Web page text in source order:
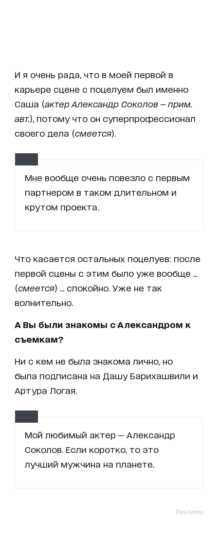
И я очень рада, что в моей первой в
карьере сцене с поцелуем был именно
Саша (актер Александр Соколов — прим.
авт.), потому что он суперпрофессионал
своего дела (смеется).
Мне вообще очень повезло с первым
партнером в таком длительном и
крутом проекта.
Что касается остальных поцелуев: после
первой сцены с этим было уже вообще ...
(смеется) ... спокойно. Уже не так
волнительно.
А Вы были знакомы с Александром к
съемкам?
Ни с кем не была знакома лично, но
была подписана на Дашу Барихашвили и
Артура Логая.
Мой любимый актер — Александр
Соколов. Если коротко, то это
лучший мужчина на планете.
Реклама